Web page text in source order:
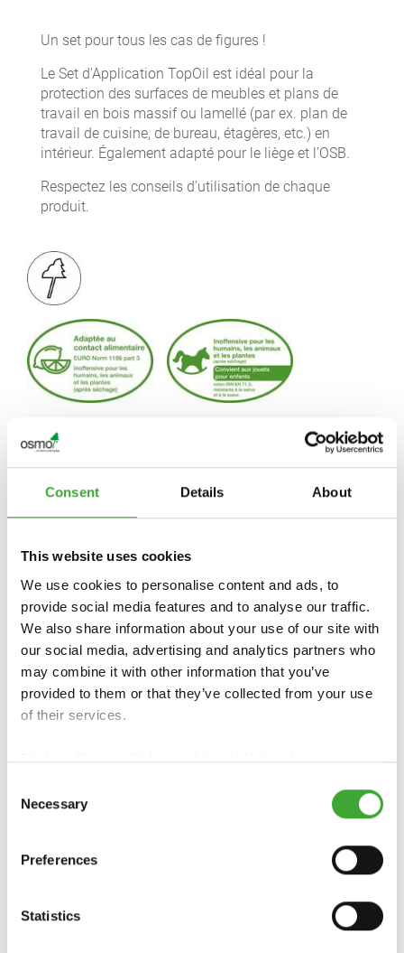
Consent Details About
This website uses cookies
We use cookies to personalise content and ads, to
provide social media features and to analyse our traffic.
We also share information about your use of our site with
our social media, advertising and analytics partners who
may combine it with other information that you’ve
provided to them or that they’ve collected from your use
of their services.
Find ourPrivacy PolicyandLegal Noticehere.
Selection
Necessary
Preferences
Statistics
Un set pour tous les cas de figures !
Le Set d’Application TopOil est idéal pour la
protection des surfaces de meubles et plans de
travail en bois massif ou lamellé (par ex. plan de
travail de cuisine, de bureau, étagères, etc.) en
intérieur. Également adapté pour le liège et l’OSB.
Respectez les conseils d’utilisation de chaque
produit.
CONTACTER LE GROSSISTE OU LE